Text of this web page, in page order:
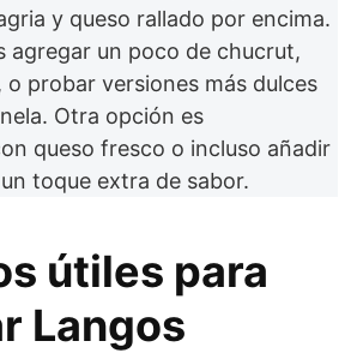
y queso rallado por encima.
agregar un poco de chucrut,
probar versiones más dulces
Otra opción es
queso fresco o incluso añadir
toque extra de sabor.
útiles para
Langos